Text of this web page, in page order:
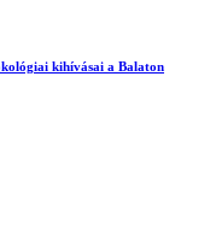
kihívásai a Balaton